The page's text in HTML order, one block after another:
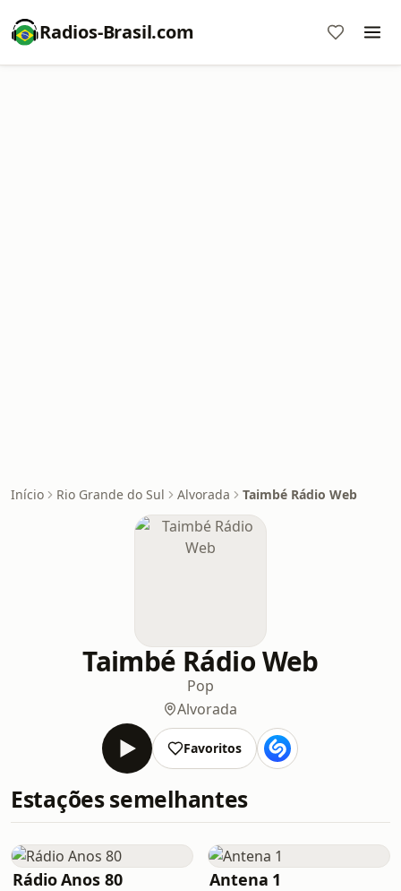
Radios-Brasil.com
Início Rio Grande do Sul Alvorada Taimbé Rádio Web
Taimbé Rádio Web
Pop
Alvorada
Favoritos
Estações semelhantes
Rádio Anos 80 Antena 1